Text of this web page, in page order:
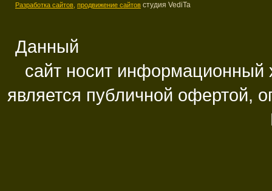
Разработка сайтов, продвижение сайтов студия VediTa
Данный
сайт носит информационный
является публичной офертой,